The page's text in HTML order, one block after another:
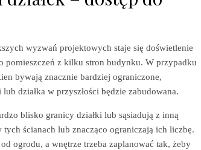
wyzwań projektowych staje się doświetlenie
pomieszczeń z kilku stron budynku. W przypadku
bywają znacznie bardziej ograniczone,
działka w przyszłości będzie zabudowana.
blisko granicy działki lub sąsiadują z inną
ścianach lub znacząco ograniczają ich liczbę.
ogrodu, a wnętrze trzeba zaplanować tak, żeby